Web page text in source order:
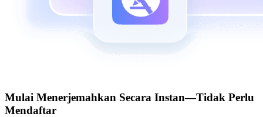
Mulai Menerjemahkan Secara Instan—Tidak Perlu
Mendaftar